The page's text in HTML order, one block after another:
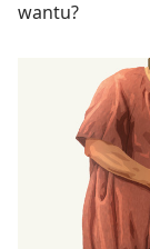
wantu?